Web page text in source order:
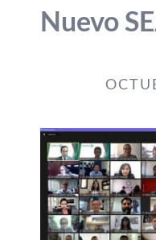
Comunidad
Recursos
Alianzas
Contacto
Nuevo